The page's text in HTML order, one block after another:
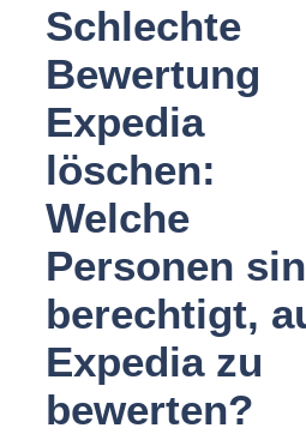
Schlechte
Bewertung
Expedia
löschen:
Welche
Personen
berechtigt,
Expedia zu
bewerten?